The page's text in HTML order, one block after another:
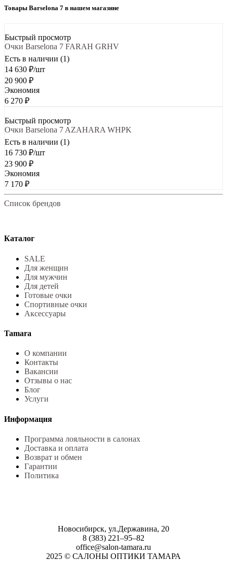
Товары Barselona 7 в нашем магазине
Быстрый просмотр
Очки Barselona 7 FARAH GRHV
Есть в наличии (1)
14 630 ₽/шт
20 900 ₽
Экономия
6 270 ₽
Быстрый просмотр
Очки Barselona 7 AZAHARA WHPK
Есть в наличии (1)
16 730 ₽/шт
23 900 ₽
Экономия
7 170 ₽
Список брендов
Каталог
SALE
Для женщин
Для мужчин
Для детей
Готовые очки
Спортивные очки
Аксессуары
Tamara
О компании
Контакты
Вакансии
Отзывы о нас
Блог
Услуги
Информация
Программа лояльности в салонах
Доставка и оплата
Возврат и обмен
Гарантии
Политика
Новосибирск, ул.Державина, 20
8 (383) 221‒95‒82
office@salon-tamara.ru
2025 © САЛОНЫ ОПТИКИ ТАМАРА